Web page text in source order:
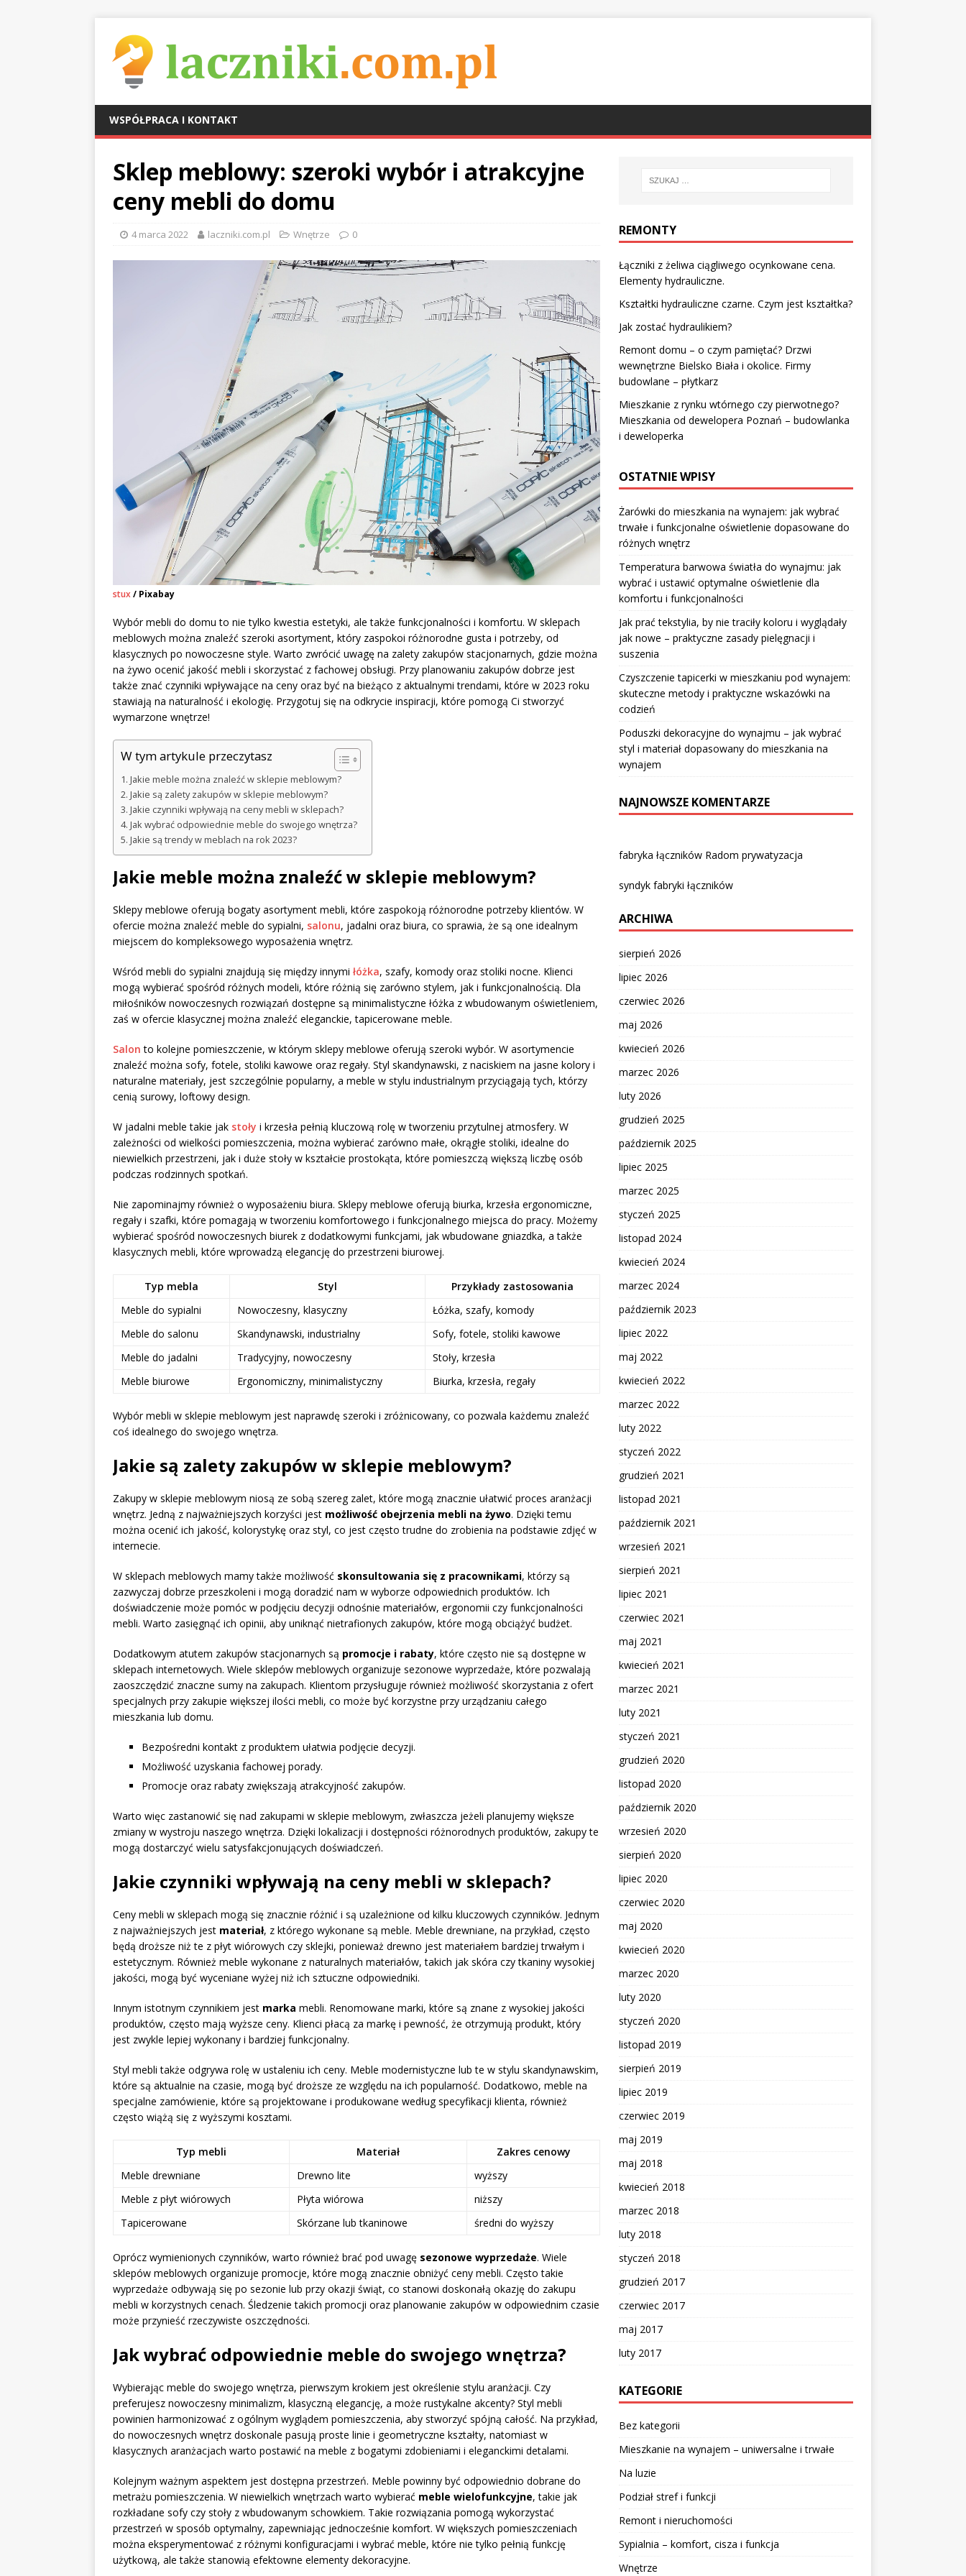
WSPÓŁPRACA I KONTAKT
Sklep meblowy: szeroki wybór i atrakcyjne
ceny mebli do domu
4 marca 2022 laczniki.com.pl Wnętrze 0
stux/ Pixabay
Wybór mebli do domu to nie tylko kwestia estetyki, ale także funkcjonalności i komfortu. W sklepach
meblowych można znaleźć szeroki asortyment, który zaspokoi różnorodne gusta i potrzeby, od
klasycznych po nowoczesne style. Warto zwrócić uwagę na zalety zakupów stacjonarnych, gdzie można
na żywo ocenić jakość mebli i skorzystać z fachowej obsługi. Przy planowaniu zakupów dobrze jest
także znać czynniki wpływające na ceny oraz być na bieżąco z aktualnymi trendami, które w 2023 roku
stawiają na naturalność i ekologię. Przygotuj się na odkrycie inspiracji, które pomogą Ci stworzyć
wymarzone wnętrze!
W tym artykule przeczytasz
Jakie meble można znaleźć w sklepie meblowym?
Jakie są zalety zakupów w sklepie meblowym?
Jakie czynniki wpływają na ceny mebli w sklepach?
Jak wybrać odpowiednie meble do swojego wnętrza?
Jakie są trendy w meblach na rok 2023?
Jakie meble można znaleźć w sklepie meblowym?
Sklepy meblowe oferują bogaty asortyment mebli, które zaspokoją różnorodne potrzeby klientów. W
ofercie można znaleźć meble do sypialni, salonu, jadalni oraz biura, co sprawia, że są one idealnym
miejscem do kompleksowego wyposażenia wnętrz.
Wśród mebli do sypialni znajdują się między innymi łóżka, szafy, komody oraz stoliki nocne. Klienci
mogą wybierać spośród różnych modeli, które różnią się zarówno stylem, jak i funkcjonalnością. Dla
miłośników nowoczesnych rozwiązań dostępne są minimalistyczne łóżka z wbudowanym oświetleniem,
zaś w ofercie klasycznej można znaleźć eleganckie, tapicerowane meble.
Salon to kolejne pomieszczenie, w którym sklepy meblowe oferują szeroki wybór. W asortymencie
znaleźć można sofy, fotele, stoliki kawowe oraz regały. Styl skandynawski, z naciskiem na jasne kolory i
naturalne materiały, jest szczególnie popularny, a meble w stylu industrialnym przyciągają tych, którzy
cenią surowy, loftowy design.
W jadalni meble takie jak stoły i krzesła pełnią kluczową rolę w tworzeniu przytulnej atmosfery. W
zależności od wielkości pomieszczenia, można wybierać zarówno małe, okrągłe stoliki, idealne do
niewielkich przestrzeni, jak i duże stoły w kształcie prostokąta, które pomieszczą większą liczbę osób
podczas rodzinnych spotkań.
Nie zapominajmy również o wyposażeniu biura. Sklepy meblowe oferują biurka, krzesła ergonomiczne,
regały i szafki, które pomagają w tworzeniu komfortowego i funkcjonalnego miejsca do pracy. Możemy
wybierać spośród nowoczesnych biurek z dodatkowymi funkcjami, jak wbudowane gniazdka, a także
klasycznych mebli, które wprowadzą elegancję do przestrzeni biurowej.
Typ mebla Styl
Przykłady zastosowania
Meble do sypialni
Nowoczesny, klasyczny
Łóżka, szafy, komody
Meble do salonu
Skandynawski, industrialny
Sofy, fotele, stoliki kawowe
Meble do jadalni
Tradycyjny, nowoczesny
Stoły, krzesła
Meble biurowe
Ergonomiczny, minimalistyczny Biurka, krzesła, regały
Wybór mebli w sklepie meblowym jest naprawdę szeroki i zróżnicowany, co pozwala każdemu znaleźć
coś idealnego do swojego wnętrza.
Jakie są zalety zakupów w sklepie meblowym?
Zakupy w sklepie meblowym niosą ze sobą szereg zalet, które mogą znacznie ułatwić proces aranżacji
wnętrz. Jedną z najważniejszych korzyści jest możliwość obejrzenia mebli na żywo. Dzięki temu
można ocenić ich jakość, kolorystykę oraz styl, co jest często trudne do zrobienia na podstawie zdjęć w
internecie.
W sklepach meblowych mamy także możliwość skonsultowania się z pracownikami, którzy są
zazwyczaj dobrze przeszkoleni i mogą doradzić nam w wyborze odpowiednich produktów. Ich
doświadczenie może pomóc w podjęciu decyzji odnośnie materiałów, ergonomii czy funkcjonalności
mebli. Warto zasięgnąć ich opinii, aby uniknąć nietrafionych zakupów, które mogą obciążyć budżet.
Dodatkowym atutem zakupów stacjonarnych są promocje i rabaty, które często nie są dostępne w
sklepach internetowych. Wiele sklepów meblowych organizuje sezonowe wyprzedaże, które pozwalają
zaoszczędzić znaczne sumy na zakupach. Klientom przysługuje również możliwość skorzystania z ofert
specjalnych przy zakupie większej ilości mebli, co może być korzystne przy urządzaniu całego
mieszkania lub domu.
Bezpośredni kontakt z produktem ułatwia podjęcie decyzji.
Możliwość uzyskania fachowej porady.
Promocje oraz rabaty zwiększają atrakcyjność zakupów.
Warto więc zastanowić się nad zakupami w sklepie meblowym, zwłaszcza jeżeli planujemy większe
zmiany w wystroju naszego wnętrza. Dzięki lokalizacji i dostępności różnorodnych produktów, zakupy te
mogą dostarczyć wielu satysfakcjonujących doświadczeń.
Jakie czynniki wpływają na ceny mebli w sklepach?
Ceny mebli w sklepach mogą się znacznie różnić i są uzależnione od kilku kluczowych czynników. Jednym
z najważniejszych jest materiał, z którego wykonane są meble. Meble drewniane, na przykład, często
będą droższe niż te z płyt wiórowych czy sklejki, ponieważ drewno jest materiałem bardziej trwałym i
estetycznym. Również meble wykonane z naturalnych materiałów, takich jak skóra czy tkaniny wysokiej
jakości, mogą być wyceniane wyżej niż ich sztuczne odpowiedniki.
Innym istotnym czynnikiem jest marka mebli. Renomowane marki, które są znane z wysokiej jakości
produktów, często mają wyższe ceny. Klienci płacą za markę i pewność, że otrzymują produkt, który
jest zwykle lepiej wykonany i bardziej funkcjonalny.
Styl mebli także odgrywa rolę w ustaleniu ich ceny. Meble modernistyczne lub te w stylu skandynawskim,
które są aktualnie na czasie, mogą być droższe ze względu na ich popularność. Dodatkowo, meble na
specjalne zamówienie, które są projektowane i produkowane według specyfikacji klienta, również
często wiążą się z wyższymi kosztami.
Typ mebli Materiał
Zakres cenowy
Meble drewniane
Drewno lite
wyższy
Meble z płyt wiórowych
Płyta wiórowa
niższy
Tapicerowane
Skórzane lub tkaninowe średni do wyższy
Oprócz wymienionych czynników, warto również brać pod uwagę sezonowe wyprzedaże. Wiele
sklepów meblowych organizuje promocje, które mogą znacznie obniżyć ceny mebli. Często takie
wyprzedaże odbywają się po sezonie lub przy okazji świąt, co stanowi doskonałą okazję do zakupu
mebli w korzystnych cenach. Śledzenie takich promocji oraz planowanie zakupów w odpowiednim czasie
może przynieść rzeczywiste oszczędności.
Jak wybrać odpowiednie meble do swojego wnętrza?
Wybierając meble do swojego wnętrza, pierwszym krokiem jest określenie stylu aranżacji. Czy
preferujesz nowoczesny minimalizm, klasyczną elegancję, a może rustykalne akcenty? Styl mebli
powinien harmonizować z ogólnym wyglądem pomieszczenia, aby stworzyć spójną całość. Na przykład,
do nowoczesnych wnętrz doskonale pasują proste linie i geometryczne kształty, natomiast w
klasycznych aranżacjach warto postawić na meble z bogatymi zdobieniami i eleganckimi detalami.
Kolejnym ważnym aspektem jest dostępna przestrzeń. Meble powinny być odpowiednio dobrane do
metrażu pomieszczenia. W niewielkich wnętrzach warto wybierać meble wielofunkcyjne, takie jak
rozkładane sofy czy stoły z wbudowanym schowkiem. Takie rozwiązania pomogą wykorzystać
przestrzeń w sposób optymalny, zapewniając jednocześnie komfort. W większych pomieszczeniach
można eksperymentować z różnymi konfiguracjami i wybrać meble, które nie tylko pełnią funkcję
użytkową, ale także stanowią efektowne elementy dekoracyjne.
REMONTY
Łączniki z żeliwa ciągliwego ocynkowane cena.
Elementy hydrauliczne.
Kształtki hydrauliczne czarne. Czym jest kształtka?
Jak zostać hydraulikiem?
Remont domu – o czym pamiętać? Drzwi
wewnętrzne Bielsko Biała i okolice. Firmy
budowlane – płytkarz
Mieszkanie z rynku wtórnego czy pierwotnego?
Mieszkania od dewelopera Poznań – budowlanka
i deweloperka
OSTATNIE WPISY
Żarówki do mieszkania na wynajem: jak wybrać
trwałe i funkcjonalne oświetlenie dopasowane do
różnych wnętrz
Temperatura barwowa światła do wynajmu: jak
wybrać i ustawić optymalne oświetlenie dla
komfortu i funkcjonalności
Jak prać tekstylia, by nie traciły koloru i wyglądały
jak nowe – praktyczne zasady pielęgnacji i
suszenia
Czyszczenie tapicerki w mieszkaniu pod wynajem:
skuteczne metody i praktyczne wskazówki na
codzień
Poduszki dekoracyjne do wynajmu – jak wybrać
styl i materiał dopasowany do mieszkania na
wynajem
NAJNOWSZE KOMENTARZE
fabryka łączników Radom prywatyzacja
syndyk fabryki łączników
ARCHIWA
sierpień 2026
lipiec 2026
czerwiec 2026
maj 2026
kwiecień 2026
marzec 2026
luty 2026
grudzień 2025
październik 2025
lipiec 2025
marzec 2025
styczeń 2025
listopad 2024
kwiecień 2024
marzec 2024
październik 2023
lipiec 2022
maj 2022
kwiecień 2022
marzec 2022
luty 2022
styczeń 2022
grudzień 2021
listopad 2021
październik 2021
wrzesień 2021
sierpień 2021
lipiec 2021
czerwiec 2021
maj 2021
kwiecień 2021
marzec 2021
luty 2021
styczeń 2021
grudzień 2020
listopad 2020
październik 2020
wrzesień 2020
sierpień 2020
lipiec 2020
czerwiec 2020
maj 2020
kwiecień 2020
marzec 2020
luty 2020
styczeń 2020
listopad 2019
sierpień 2019
lipiec 2019
czerwiec 2019
maj 2019
maj 2018
kwiecień 2018
marzec 2018
luty 2018
styczeń 2018
grudzień 2017
czerwiec 2017
maj 2017
luty 2017
KATEGORIE
Bez kategorii
Mieszkanie na wynajem – uniwersalne i trwałe
Na luzie
Podział stref i funkcji
Remont i nieruchomości
Sypialnia – komfort, cisza i funkcja
Wnętrze